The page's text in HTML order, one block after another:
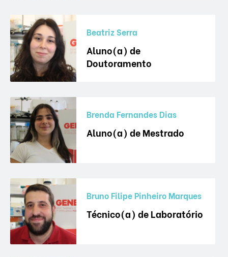
Beatriz Serra
Aluno(a) de
Doutoramento
Brenda Fernandes Dias
Aluno(a) de Mestrado
Bruno Filipe Pinheiro Marques
Técnico(a) de Laboratório